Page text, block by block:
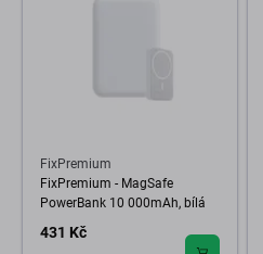
FixPremium
FixPremium - MagSafe
PowerBank 10 000mAh, bílá
431 Kč